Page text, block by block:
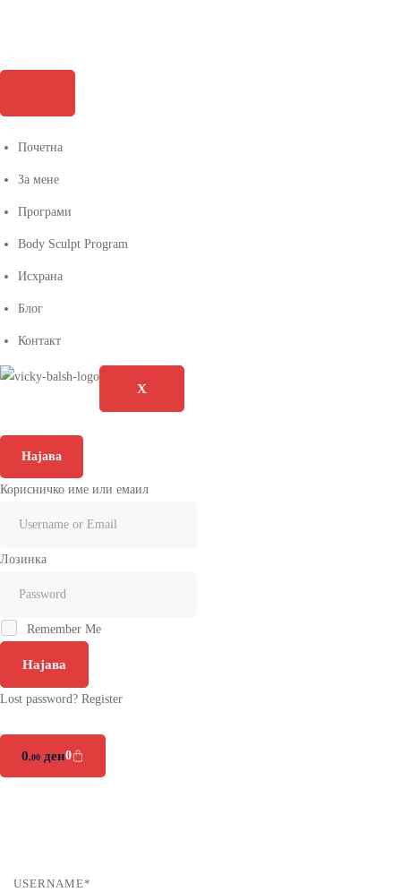
Почетна
За мене
Програми
Body Sculpt Program
Исхрана
Блог
Контакт
X
Најава
Корисничко име или емаил
Лозинка
Remember Me
Најава
Lost password? Register
0,00 ден0
USERNAME*